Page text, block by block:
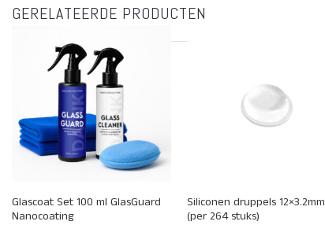
GERELATEERDE PRODUCTEN
Glascoat Set 100 ml GlasGuard
Nanocoating
Siliconen druppels 12×3.2mm
(per 264 stuks)